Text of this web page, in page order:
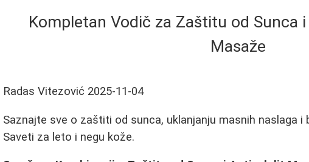
Kompletan Vodič za Zaštitu od Sunca
Masaže
Radas Vitezović 2025-11-04
Saznajte sve o zaštiti od sunca, uklanjanju masnih naslaga
Saveti za leto i negu kože.